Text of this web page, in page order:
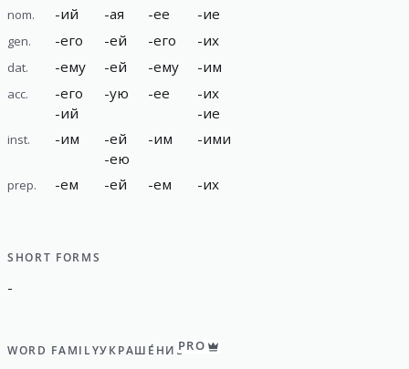
nom.
-ий -ая -ее -ие
gen. -его -ей -его -их
dat. -ему -ей -ему -им
acc. -его
-ий
-ую -ее -их
-ие
inst. -им -ей
-ею
-им -ими
prep. -ем -ей -ем -их
SHORT FORMS
-
WORD FAMILYУКРАШЕ́НИЕPRO